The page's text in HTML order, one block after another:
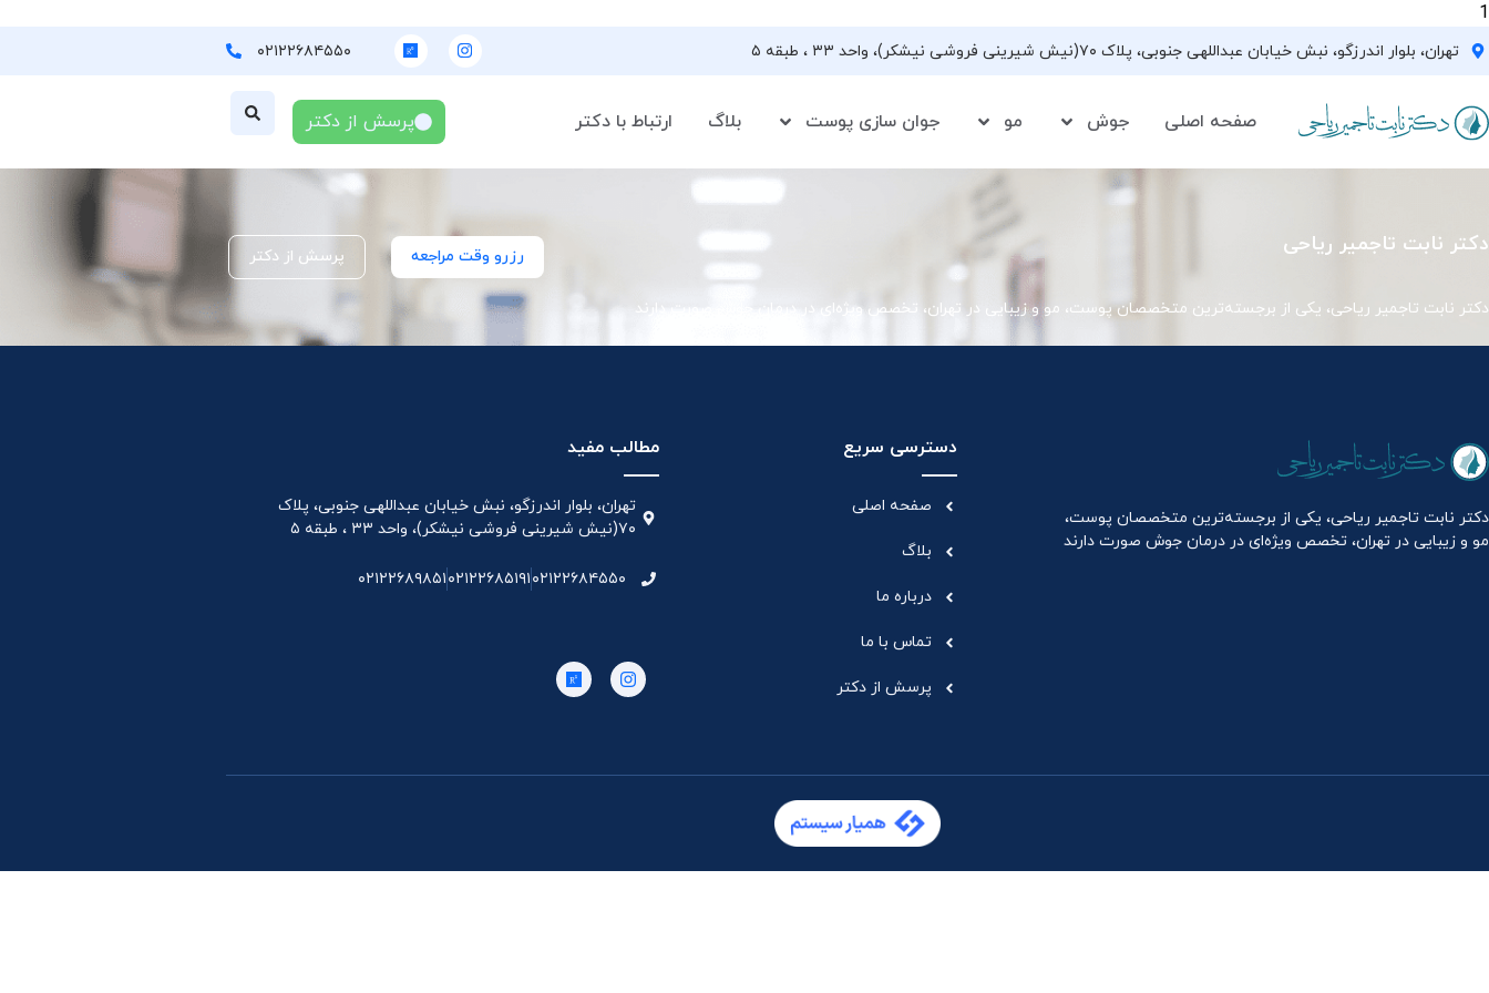
1
تهران، بلوار اندرزگو، نبش خیابان عبداللهی جنوبی، پلاک ۷۰(نیش شیرینی فروشی نیشکر)، واحد ۳۳ ، طبقه ۵ ۰۲۱۲۲۶۸۴۵۵۰
صفحه اصلی جوش مو جوان سازی پوست بلاگ ارتباط با دکتر پرسش از دکتر
دکتر نابت تاجمیر ریاحی
دکتر نابت تاجمیر ریاحی، یکی از برجسته‌ترین متخصصان پوست، مو و زیبایی در تهران، تخصص ویژه‌ای در درمان جوش صورت دارند
رزرو وقت مراجعه پرسش از دکتر
دکتر نابت تاجمیر ریاحی، یکی از برجسته‌ترین متخصصان پوست،
مو و زیبایی در تهران، تخصص ویژه‌ای در درمان جوش صورت دارند
دسترسی سریع
صفحه اصلی
بلاگ
درباره ما
تماس با ما
پرسش از دکتر
مطالب مفید
تهران، بلوار اندرزگو، نبش خیابان عبداللهی جنوبی، پلاک
۷۰(نیش شیرینی فروشی نیشکر)، واحد ۳۳ ، طبقه ۵
۰۲۱۲۲۶۸۴۵۵۰۰۲۱۲۲۶۸۵۱۹۱۰۲۱۲۲۶۸۹۸۵۱